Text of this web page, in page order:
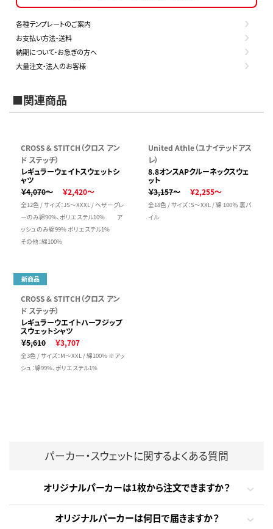
各種テンプレートのご案内
お支払い方法・送料
納期について・お急ぎの方へ
大量注文・法人のお客様
■関連商品
CROSS & STITCH（クロス アン
ド ステッチ）
レギュラーウェイトスウェットシ
ャツ
￥4,070～
￥2,420～
全12色 / サイズ：JS～XXXL / ヘザーグレ
ーのみ綿90%、ポリエステル10% ア
ッシュのみ綿99% ポリエステル1%
その他：綿100%
United Athle（ユナイテッドアス
レ）
8.8オンスAPクルーネックスウェ
ット
￥3,157～
￥2,255～
全18色 / サイズ：S～XXL / 綿 100％ 裏パ
イル
新商品
CROSS & STITCH（クロス アン
ド ステッチ）
レギュラーウエイトハーフジップ
スウェットシャツ
￥5,610
￥3,707
全3色 / サイズ：M～XXL / 綿100% ※アッ
シュ：綿99%、ポリエステル1%
パーカー・スウェットに関するよくある質問
オリジナルパーカーは1枚から注文できますか？
オリジナルパーカーは何日で届きますか？